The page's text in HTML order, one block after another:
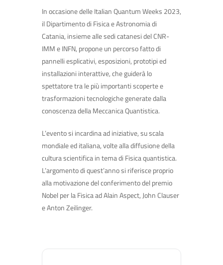
In occasione delle Italian Quantum Weeks 2023,
il Dipartimento di Fisica e Astronomia di
Catania, insieme alle sedi catanesi del CNR-
IMM e INFN, propone un percorso fatto di
pannelli esplicativi, esposizioni, prototipi ed
installazioni interattive, che guiderà lo
spettatore tra le più importanti scoperte e
trasformazioni tecnologiche generate dalla
conoscenza della Meccanica Quantistica.
L’evento si incardina ad iniziative, su scala
mondiale ed italiana, volte alla diffusione della
cultura scientifica in tema di Fisica quantistica.
L’argomento di quest’anno si riferisce proprio
alla motivazione del conferimento del premio
Nobel per la Fisica ad Alain Aspect, John Clauser
e Anton Zeilinger.